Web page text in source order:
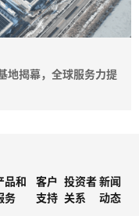
地揭幕，全球服务力提
品和
务
客户
支持
投资者
关系
新闻
动态